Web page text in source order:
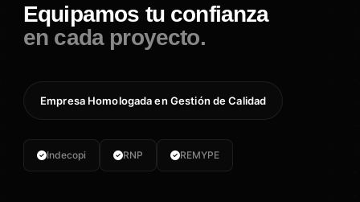
Equipamos tu confianza
en cada proyecto.
Empresa Homologada en Gestión de Calidad
Indecopi RNP REMYPE